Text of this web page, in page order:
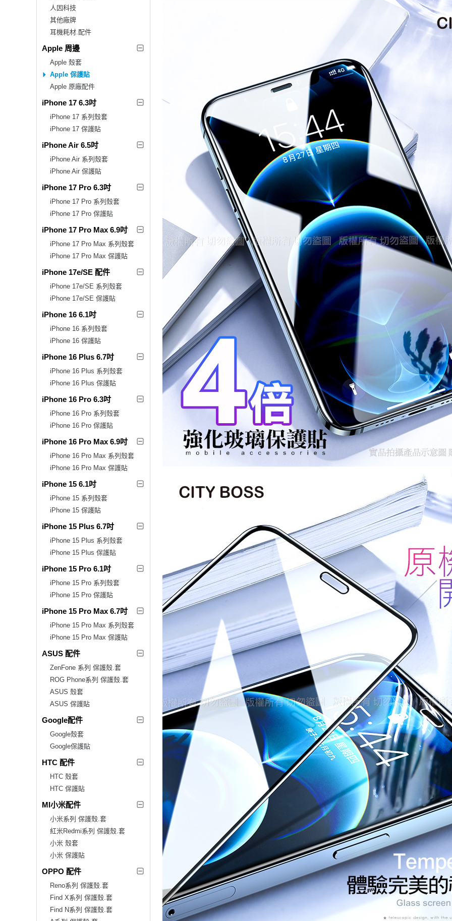
人因科技
其他廠牌
耳機耗材.配件
Apple 周邊
Apple 殼套
Apple 保護貼
Apple 原廠配件
iPhone 17 6.3吋
iPhone 17 系列殼套
iPhone 17 保護貼
iPhone Air 6.5吋
iPhone Air 系列殼套
iPhone Air 保護貼
iPhone 17 Pro 6.3吋
iPhone 17 Pro 系列殼套
iPhone 17 Pro 保護貼
iPhone 17 Pro Max 6.9吋
iPhone 17 Pro Max 系列殼套
iPhone 17 Pro Max 保護貼
iPhone 17e/SE 配件
iPhone 17e/SE 系列殼套
iPhone 17e/SE 保護貼
iPhone 16 6.1吋
iPhone 16 系列殼套
iPhone 16 保護貼
iPhone 16 Plus 6.7吋
iPhone 16 Plus 系列殼套
iPhone 16 Plus 保護貼
iPhone 16 Pro 6.3吋
iPhone 16 Pro 系列殼套
iPhone 16 Pro 保護貼
iPhone 16 Pro Max 6.9吋
iPhone 16 Pro Max 系列殼套
iPhone 16 Pro Max 保護貼
iPhone 15 6.1吋
iPhone 15 系列殼套
iPhone 15 保護貼
iPhone 15 Plus 6.7吋
iPhone 15 Plus 系列殼套
iPhone 15 Plus 保護貼
iPhone 15 Pro 6.1吋
iPhone 15 Pro 系列殼套
iPhone 15 Pro 保護貼
iPhone 15 Pro Max 6.7吋
iPhone 15 Pro Max 系列殼套
iPhone 15 Pro Max 保護貼
ASUS 配件
ZenFone 系列 保護殼.套
ROG Phone系列 保護殼.套
ASUS 殼套
ASUS 保護貼
Google配件
Google殼套
Google保護貼
HTC 配件
HTC 殼套
HTC 保護貼
MI小米配件
小米系列 保護殼.套
紅米Redmi系列 保護殼.套
小米 殼套
小米 保護貼
OPPO 配件
Reno系列 保護殼.套
Find X系列 保護殼.套
Find N系列 保護殼.套